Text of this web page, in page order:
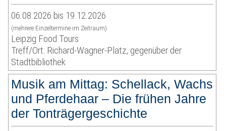
06.08.2026 bis 19.12.2026
(mehrere Einzeltermine im Zeitraum)
Leipzig Food Tours
Treff/Ort: Richard-Wagner-Platz, gegenüber der
Stadtbibliothek
Musik am Mittag: Schellack, Wachs
und Pferdehaar – Die frühen Jahre
der Tonträgergeschichte